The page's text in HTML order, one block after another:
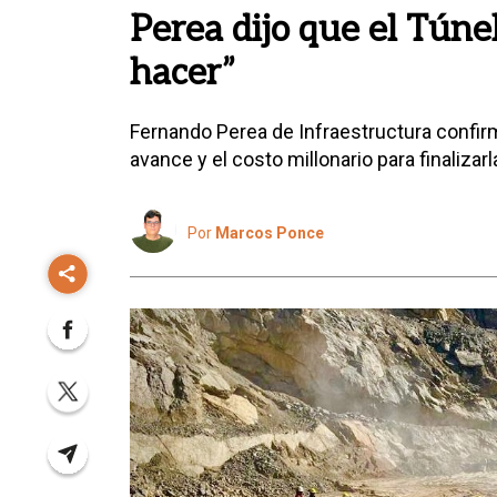
Perea dijo que el
hacer”
Fernando Perea de Infraestructura
avance y el costo millonario para
Por Marcos Ponce